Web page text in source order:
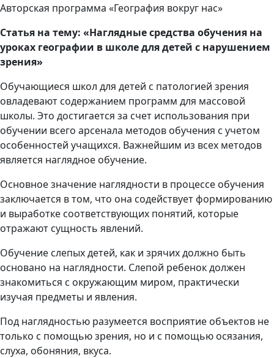
Авторская программа «География вокруг нас»
Статья на тему: «Наглядные средства обучения на
уроках географии в школе для детей с нарушением
зрения»
Обучающиеся школ для детей с патологией зрения
овладевают содержанием программ для массовой
школы. Это достигается за счет использования при
обучении всего арсенала методов обучения с учетом
особенностей учащихся. Важнейшим из всех методов
является наглядное обучение.
Основное значение наглядности в процессе обучения
заключается в том, что она содействует формированию
и выработке соответствующих понятий, которые
отражают сущность явлений.
Обучение слепых детей, как и зрячих должно быть
основано на наглядности. Слепой ребенок должен
знакомиться с окружающим миром, практически
изучая предметы и явления.
Под наглядностью разумеется восприятие объектов не
только с помощью зрения, но и с помощью осязания,
слуха, обоняния, вкуса.